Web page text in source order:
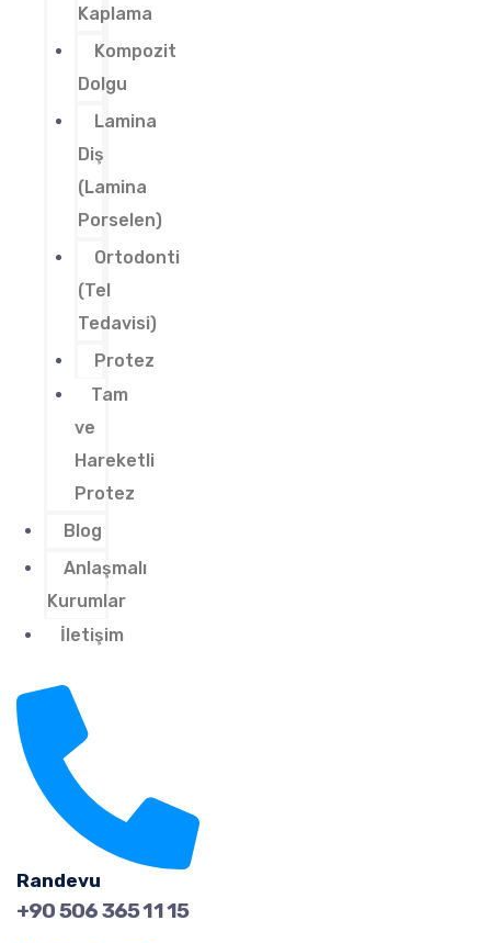
Kaplama
Kompozit
Dolgu
Lamina
Diş
(Lamina
Porselen)
Ortodonti
(Tel
Tedavisi)
Protez
Tam
ve
Hareketli
Protez
Blog
Anlaşmalı
Kurumlar
İletişim
Randevu
+90 506 365 11 15